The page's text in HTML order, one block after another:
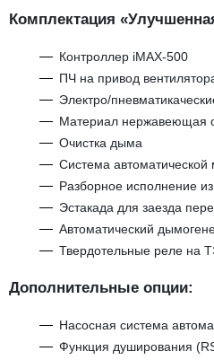
Комплектация
Контроллер iMAX-500
ПЧ на привод
Электро/
Материал нержавеющая
Очистка дыма
Система автоматической
Разборное исполнение
Эстакада для заезда
Автоматический
Твердотельные реле на
Дополнительные опции:
Насосная система
Функция душирования